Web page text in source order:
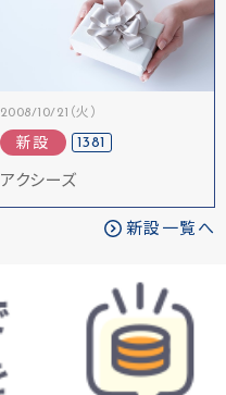
2008/10/21（火）
新設 1381
アクシーズ
新設一覧へ